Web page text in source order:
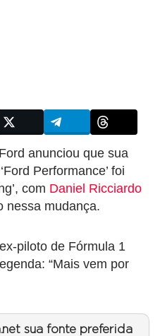
anunciou que sua
Performance’ foi
com Daniel Ricciardo
nessa mudança.
piloto de Fórmula 1
“Mais vem por
sua fonte preferida